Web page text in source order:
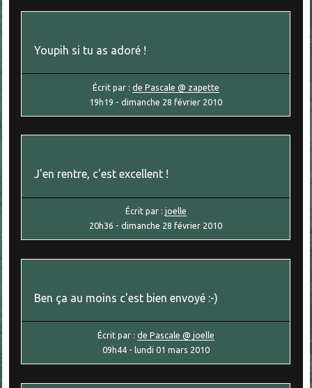
Youpih si tu as adoré !
Écrit par : de Pascale @ zapette
19h19 -dimanche 28 février 2010
J'en rentre, c'est excellent !
Écrit par : joelle
20h36 -dimanche 28 février 2010
Ben ça au moins c'est bien envoyé :-)
Écrit par : de Pascale @ joelle
09h44- lundi 01 mars 2010